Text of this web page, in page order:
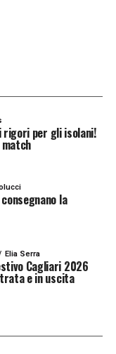
rigori per gli isolani!
la
Elia Serra
Cagliari 2026
e in uscita